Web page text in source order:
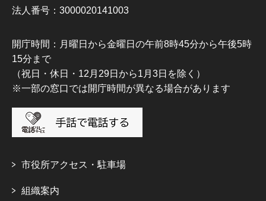
法人番号：3000020141003
開庁時間：月曜日から金曜日の午前8時45分から午後5時
15分まで
（祝日・休日・12月29日から1月3日を除く）
※一部の窓口では開庁時間が異なる場合があります
市役所アクセス・駐車場
組織案内